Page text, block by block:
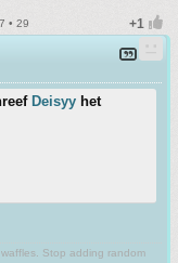
• 29
Deisyy het
Stop adding random